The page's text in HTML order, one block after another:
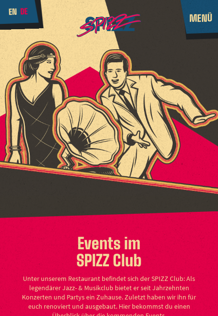
EN DE
MENÜ
Events im
SPIZZ Club
Unter unserem Restaurant befindet sich der SPIZZ Club: Als
legendärer Jazz- & Musikclub bietet er seit Jahrzehnten
Konzerten und Partys ein Zuhause. Zuletzt haben wir ihn für
euch renoviert und ausgebaut. Hier bekommst du einen